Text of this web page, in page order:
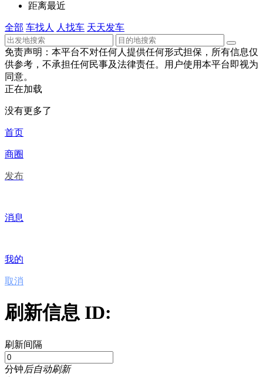
距离最近
全部 车找人 人找车 天天发车
免责声明：本平台不对任何人提供任何形式担保，所有信息仅
供参考，不承担任何民事及法律责任。用户使用本平台即视为
同意。
正在加载
没有更多了
首页
商圈
发布
消息
我的
取消
刷新信息 ID:
刷新间隔
分钟后自动刷新